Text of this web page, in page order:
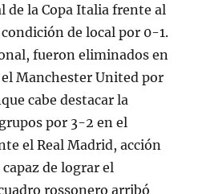
de la Copa Italia frente al
de local por 0-1.
fueron eliminados en
Manchester United por
cabe destacar la
por 3-2 en el
el Real Madrid, acción
de lograr el
rossonero arribó